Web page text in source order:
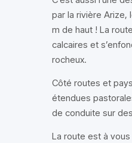
par la rivière Arize,
m de haut ! La
calcaires et
rocheux.
Côté routes et
étendues
de conduite sur
La route est à vous